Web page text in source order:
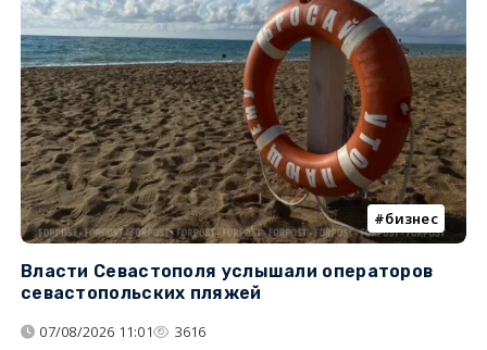
бизнес
Власти Севастополя услышали операторов
севастопольских пляжей
07/08/2026 11:01 3616